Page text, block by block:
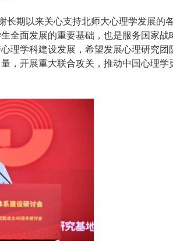
期以来关心支持北师大心理学发展的
全面发展的重要基础，也是服务国家战
理学科建设发展，希望发展心理研究团
，开展重大联合攻关，推动中国心理学